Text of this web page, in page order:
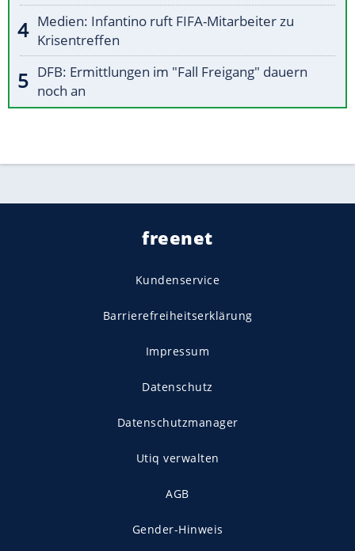
Medien: Infantino ruft FIFA-Mitarbeiter zu
Krisentreffen
DFB: Ermittlungen im "Fall Freigang" dauern
noch an
freenet
Kundenservice
Barrierefreiheitserklärung
Impressum
Datenschutz
Datenschutzmanager
Utiq verwalten
AGB
Gender-Hinweis